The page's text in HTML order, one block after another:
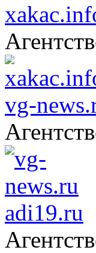
vg-
adi19.ru